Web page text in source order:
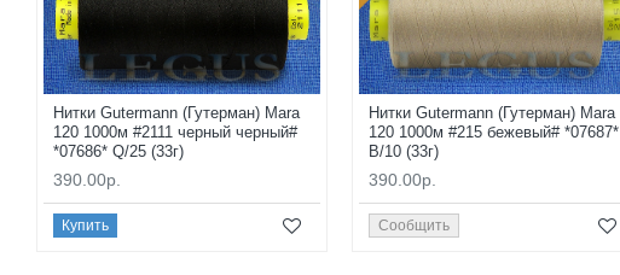
Нитки Gutermann (Гутерман) Mara
120 1000м #2111 черный черный#
*07686* Q/25 (33г)
390.00р.
Купить
Нитки Gutermann (Гутерман) Mara
120 1000м #215 бежевый# *07687*
B/10 (33г)
390.00р.
Сообщить